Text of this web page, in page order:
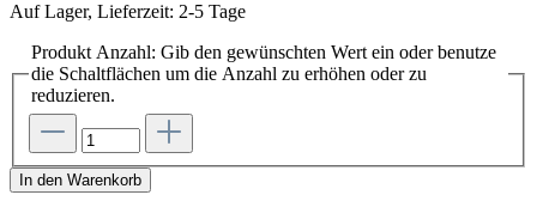
Auf Lager, Lieferzeit: 2-5 Tage
Produkt Anzahl: Gib den gewünschten Wert ein oder benutze
die Schaltflächen um die Anzahl zu erhöhen oder zu
reduzieren.
In den Warenkorb